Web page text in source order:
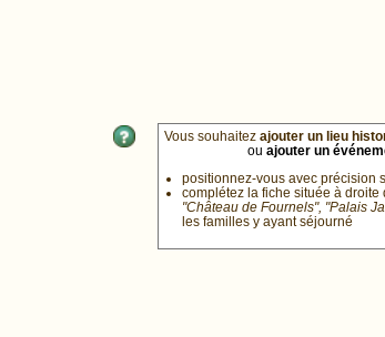
Vous souhaitez ajouter un lieu
ou ajouter un
positionnez-vous avec précision
complétez la fiche située à
"Château de Fournels", "Palais
les familles y ayant séjourné